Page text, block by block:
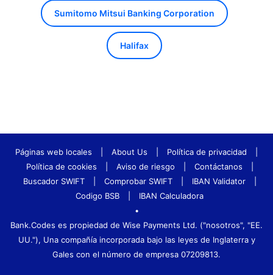
Sumitomo Mitsui Banking Corporation
Halifax
Páginas web locales About Us Política de privacidad
Política de cookies
Aviso de riesgo Contáctanos
Buscador SWIFT
Comprobar SWIFT IBAN Validator
Codigo BSB
IBAN Calculadora
•
Bank.Codes es propiedad de Wise Payments Ltd. ("nosotros", "EE.
UU."), Una compañía incorporada bajo las leyes de Inglaterra y
Gales con el número de empresa 07209813.